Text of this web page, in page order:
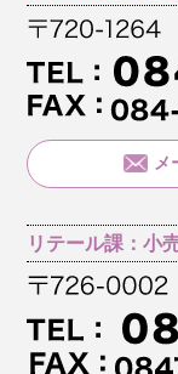
メ
リテール課：小